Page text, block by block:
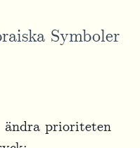
Symboler
ändra prioriteten